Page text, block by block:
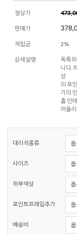
정상가
판매가
적립금 2%
상세설명
독특
니다.
상
의 포
기의
홈 인
어울
대리석종류
사이즈
하부색상
포인트프레임추가
배송비